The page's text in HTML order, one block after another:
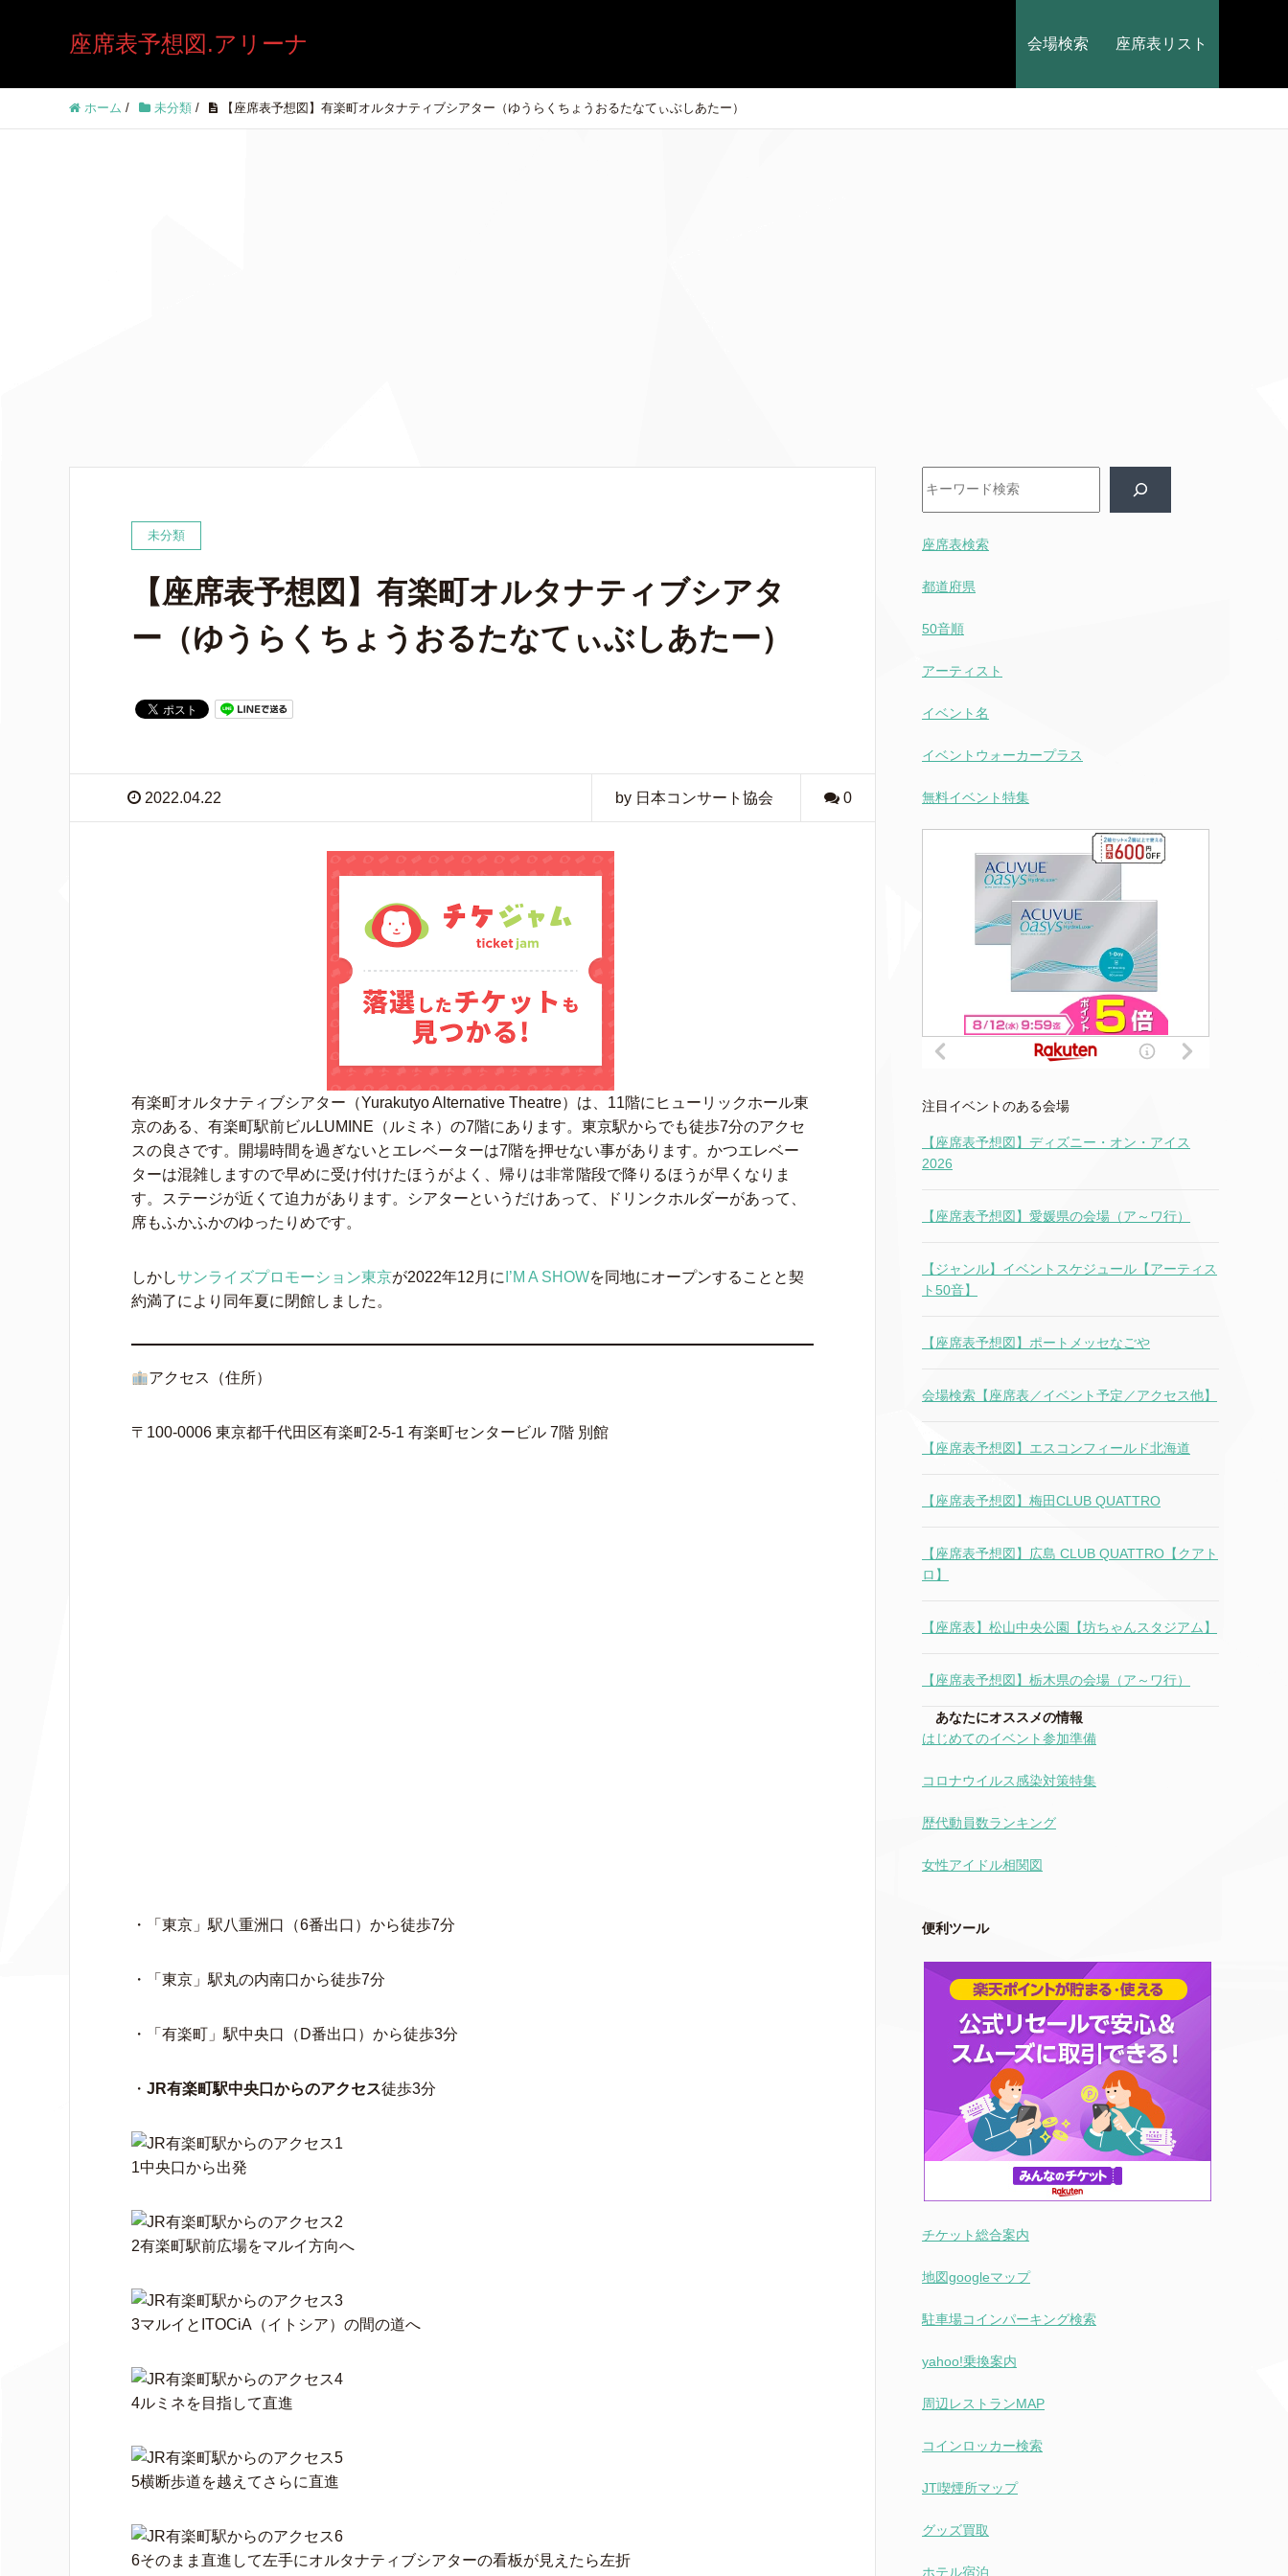
座席表予想図.アリーナ 会場検索 座席表リスト
ホーム / 未分類 / 【座席表予想図】有楽町オルタナティブシアター（ゆうらくちょうおるたなてぃぶしあたー）
未分類
【座席表予想図】有楽町オルタナティブシアタ
ー（ゆうらくちょうおるたなてぃぶしあたー）
2022.04.22 by 日本コンサート協会 0
有楽町オルタナティブシアター（Yurakutyo Alternative Theatre）は、11階にヒューリックホール東
京のある、有楽町駅前ビルLUMINE（ルミネ）の7階にあります。東京駅からでも徒歩7分のアクセ
スの良さです。開場時間を過ぎないとエレベーターは7階を押せない事があります。かつエレベー
ターは混雑しますので早めに受け付けたほうがよく、帰りは非常階段で降りるほうが早くなりま
す。ステージが近くて迫力があります。シアターというだけあって、ドリンクホルダーがあって、
席もふかふかのゆったりめです。
しかしサンライズプロモーション東京が2022年12月に I’M A SHOWを同地にオープンすることと契
約満了により同年夏に閉館しました。
アクセス（住所）
〒100-0006 東京都千代田区有楽町2-5-1 有楽町センタービル 7階 別館
・「東京」駅八重洲口（6番出口）から徒歩7分
・「東京」駅丸の内南口から徒歩7分
・「有楽町」駅中央口（D番出口）から徒歩3分
・ JR有楽町駅中央口 からのアクセス徒歩3分
1中央口から出発
2有楽町駅前広場をマルイ方向へ
3マルイとITOCiA（イトシア）の間の道へ
4ルミネを目指して直進
5横断歩道を越えてさらに直進
6そのまま直進して左手にオルタナティブシアターの看板が見えたら左折
座席表検索
都道府県
50音順
アーティスト
イベント名
イベントウォーカープラス
無料イベント特集
注目イベントのある会場
【座席表予想図】ディズニー・オン・アイス
2026
【座席表予想図】愛媛県の会場（ア～ワ行）
【ジャンル】イベントスケジュール【アーティス
ト50音】
【座席表予想図】ポートメッセなごや
会場検索【座席表／イベント予定／アクセス他】
【座席表予想図】エスコンフィールド北海道
【座席表予想図】梅田CLUB QUATTRO
【座席表予想図】広島 CLUB QUATTRO【クアト
ロ】
【座席表】松山中央公園【坊ちゃんスタジアム】
【座席表予想図】栃木県の会場（ア～ワ行）
あなたにオススメの情報
はじめてのイベント参加準備
コロナウイルス感染対策特集
歴代動員数ランキング
女性アイドル相関図
便利ツール
チケット総合案内
地図googleマップ
駐車場コインパーキング検索
yahoo!乗換案内
周辺レストランMAP
コインロッカー検索
JT喫煙所マップ
グッズ買取
ホテル宿泊